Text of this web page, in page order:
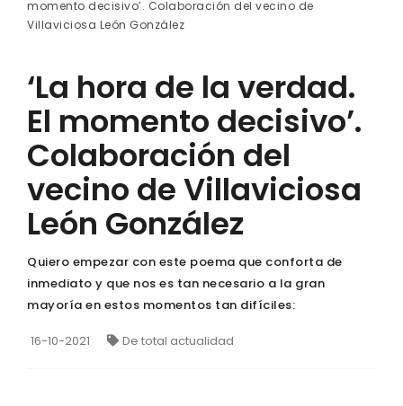
momento decisivo’. Colaboración del vecino de
Villaviciosa León González
‘La hora de la verdad.
El momento decisivo’.
Colaboración del
vecino de Villaviciosa
León González
Quiero empezar con este poema que conforta de
inmediato y que nos es tan necesario a la gran
mayoría en estos momentos tan difíciles:
16-10-2021 De total actualidad